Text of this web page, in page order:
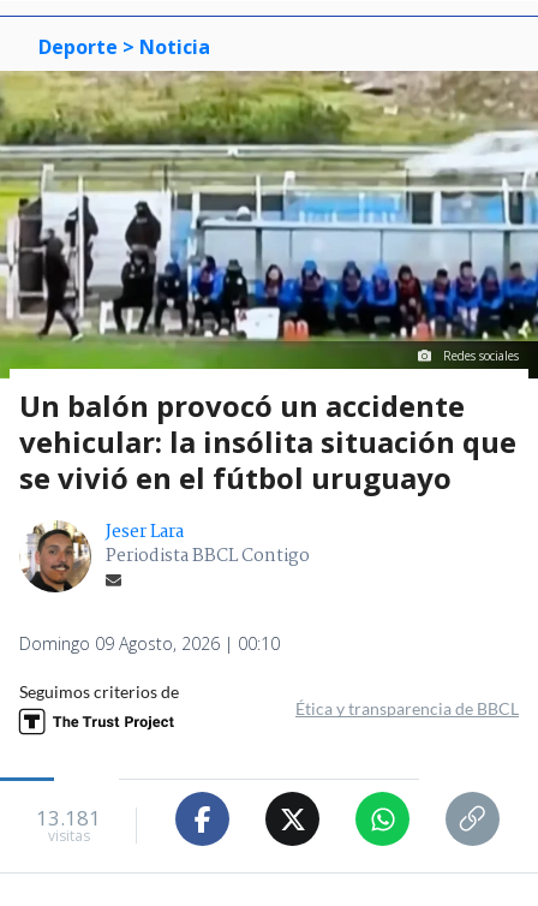
Deporte > Noticia
Redes sociales
Un balón provocó un accidente
vehicular: la insólita situación que
se vivió en el fútbol uruguayo
Jeser Lara
Periodista BBCL Contigo
Domingo 09 Agosto, 2026 | 00:10
Seguimos criterios de
Ética y transparencia de BBCL
13.181
visitas